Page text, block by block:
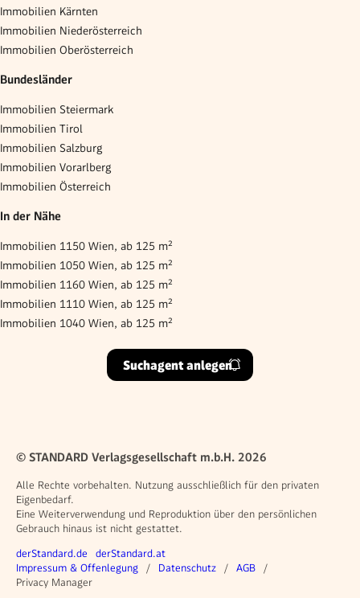
Immobilien Kärnten
Immobilien Niederösterreich
Immobilien Oberösterreich
Bundesländer
Immobilien Steiermark
Immobilien Tirol
Immobilien Salzburg
Immobilien Vorarlberg
Immobilien Österreich
In der Nähe
Immobilien 1150 Wien, ab 125 m²
Immobilien 1050 Wien, ab 125 m²
Immobilien 1160 Wien, ab 125 m²
Immobilien 1110 Wien, ab 125 m²
Immobilien 1040 Wien, ab 125 m²
Suchagent anlegen
© STANDARD Verlagsgesellschaft m.b.H. 2026
Alle Rechte vorbehalten. Nutzung ausschließlich für den privaten
Eigenbedarf.
Eine Weiterverwendung und Reproduktion über den persönlichen
Gebrauch hinaus ist nicht gestattet.
Weitere Angebote
derStandard.de derStandard.at
Rechtliches
Impressum & Offenlegung Datenschutz
AGB
Privacy Manager